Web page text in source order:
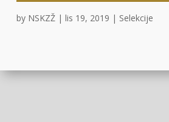
by NSKZŽ| lis 19, 2019 | Selekcije